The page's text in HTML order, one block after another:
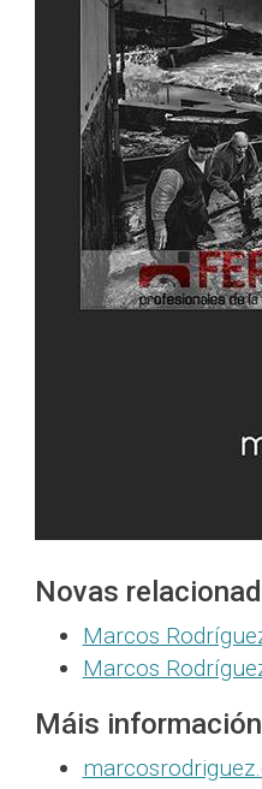
Novas
Marcos
Marcos
Máis información